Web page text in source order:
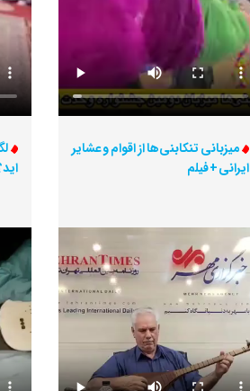
میزبانی تنکابنی‌ها از اقوام و عشایر
ایرانی + فیلم